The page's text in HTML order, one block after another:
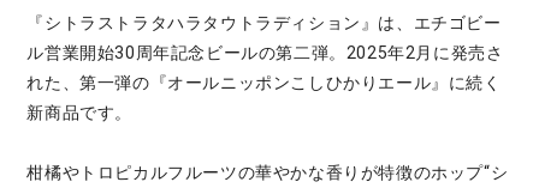
『シトラストラタハラタウトラディション』は、エチゴビー
ル営業開始30周年記念ビールの第二弾。2025年2月に発売さ
れた、第一弾の『オールニッポンこしひかりエール』に続く
新商品です。
柑橘やトロピカルフルーツの華やかな香りが特徴のホップ“シ